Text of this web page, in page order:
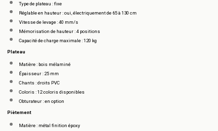
Type de plateau : fixe
Réglable en hauteur : oui, électriquement de 65 à 130 cm
Vitesse de levage : 40 mm/s
Mémorisation de hauteur : 4 positions
Capacité de charge maximale : 120 kg
Plateau
Matière : bois mélaminé
Épaisseur : 25 mm
Chants : droits PVC
Coloris : 12 coloris disponibles
Obturateur : en option
Piètement
Matière : métal finition époxy